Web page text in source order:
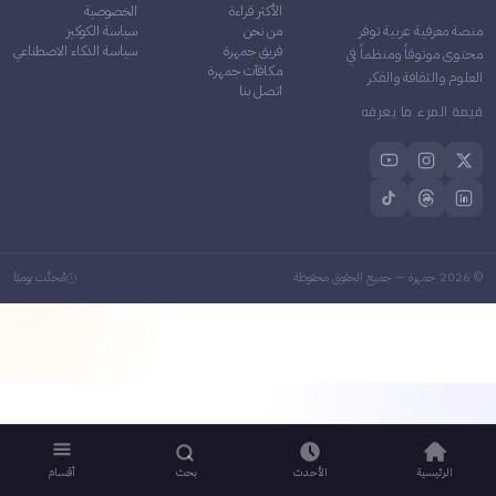
منصة معرفية عربية توفر
محتوى موثوقاً ومنظماً في
العلوم والثقافة والفكر
قيمة المرء ما يعرفه
الأكثر قراءة
من نحن
فريق جمهرة
مكافآت جمهرة
اتصل بنا
الخصوصية
سياسة الكوكيز
سياسة الذكاء الاصطناعي
©
2026 جمهرة — جميع الحقوق محفوظة مُحدَّث يوميًا
الرئيسية الأحدث بحث أقسام